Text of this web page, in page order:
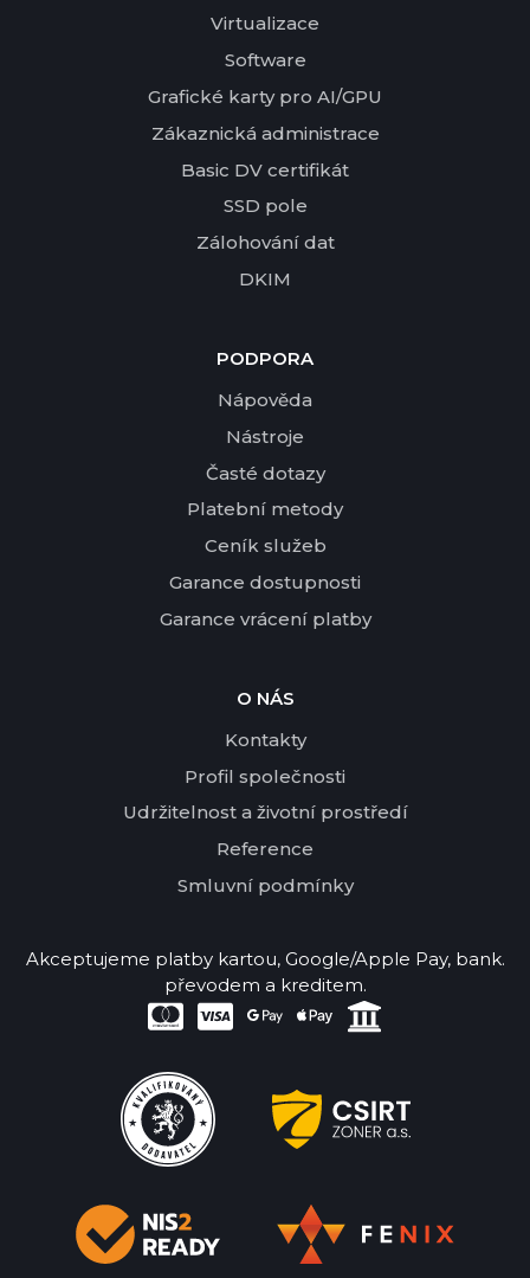
Virtualizace
Software
Grafické karty pro AI/GPU
Zákaznická administrace
Basic DV certifikát
SSD pole
Zálohování dat
DKIM
PODPORA
Nápověda
Nástroje
Časté dotazy
Platební metody
Ceník služeb
Garance dostupnosti
Garance vrácení platby
O NÁS
Kontakty
Profil společnosti
Udržitelnost a životní prostředí
Reference
Smluvní podmínky
Akceptujeme platby kartou, Google/Apple Pay, bank.
převodem a kreditem.